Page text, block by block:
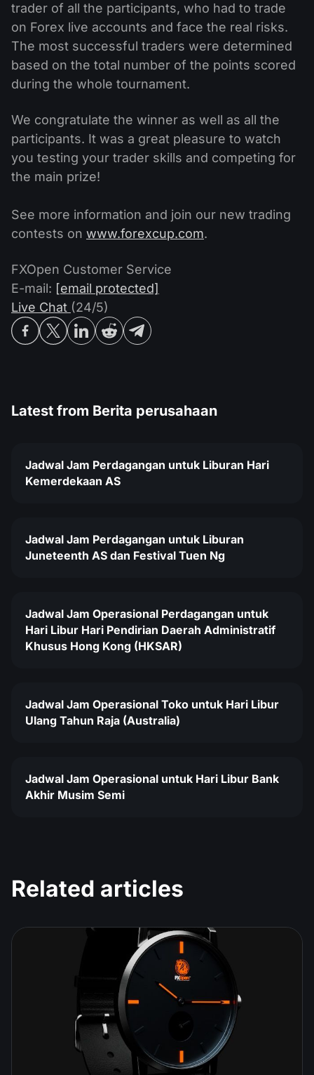
trader of all the participants, who had to trade
on Forex live accounts and face the real risks.
The most successful traders were determined
based on the total number of the points scored
during the whole tournament.
We congratulate the winner as well as all the
participants. It was a great pleasure to watch
you testing your trader skills and competing for
the main prize!
See more information and join our new trading
contests on www.forexcup.com.
FXOpen Customer Service
E-mail: [email protected]
Live Chat (24/5)
Latest from Berita perusahaan
Jadwal Jam Perdagangan untuk Liburan Hari
Kemerdekaan AS
Jadwal Jam Perdagangan untuk Liburan
Juneteenth AS dan Festival Tuen Ng
Jadwal Jam Operasional Perdagangan untuk
Hari Libur Hari Pendirian Daerah Administratif
Khusus Hong Kong (HKSAR)
Jadwal Jam Operasional Toko untuk Hari Libur
Ulang Tahun Raja (Australia)
Jadwal Jam Operasional untuk Hari Libur Bank
Akhir Musim Semi
Related articles